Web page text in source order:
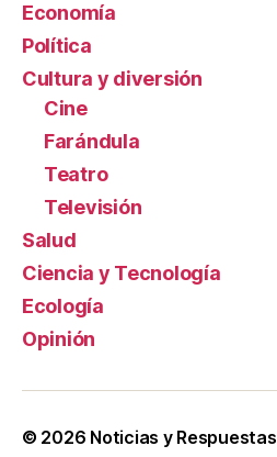
Economía
Política
Cultura y diversión
Cine
Farándula
Teatro
Televisión
Salud
Ciencia y Tecnología
Ecología
Opinión
© 2026 Noticias y Respuestas